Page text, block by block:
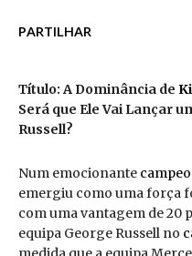
PARTILHAR
Título: A Dominância de
Será que Ele Vai Lançar
Russell?
Num emocionante
emergiu como uma força
com uma vantagem de 20
equipa George Russell no